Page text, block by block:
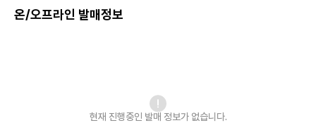
온/오프라인 발매정보
현재 진행중인 발매 정보가 없습니다.